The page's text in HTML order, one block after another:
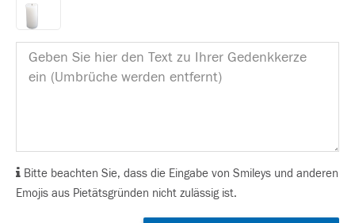
Bitte beachten Sie, dass die Eingabe von Smileys und anderen
Emojis aus Pietätsgründen nicht zulässig ist.